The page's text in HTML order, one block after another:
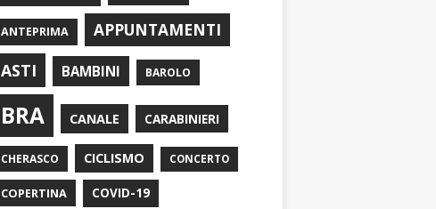
ANTEPRIMA
APPUNTAMENTI
ASTI
BAMBINI BAROLO
BRA CANALE CARABINIERI
CHERASCO CICLISMO CONCERTO
COPERTINA COVID-19